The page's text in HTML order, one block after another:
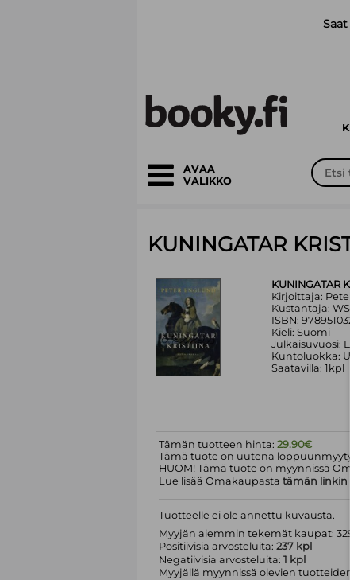
AVAA
VALIKKO
KUNINGATAR
KUNINGATAR
Kirjoittaja:
Kustantaja:
ISBN:
Kieli: Suomi
Julkaisuvuosi:
Kuntoluokka:
Saatavilla: 1kpl
Tämän tuotteen hinta: 29.90€
Tämä tuote on uutena loppuunmyyty.
HUOM! Tämä tuote on myynnissä
Lue lisää Omakaupasta tämän linkin
Tuotteelle ei ole annettu kuvausta.
Myyjän aiemmin tekemät kaupat:
Positiivisia arvosteluita: 237 kpl
Negatiivisia arvosteluita: 1 kpl
Myyjällä myynnissä olevien tuotteiden